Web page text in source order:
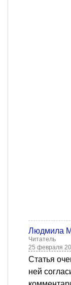
Людмила
Читатель
25 февраля
Статья
ней